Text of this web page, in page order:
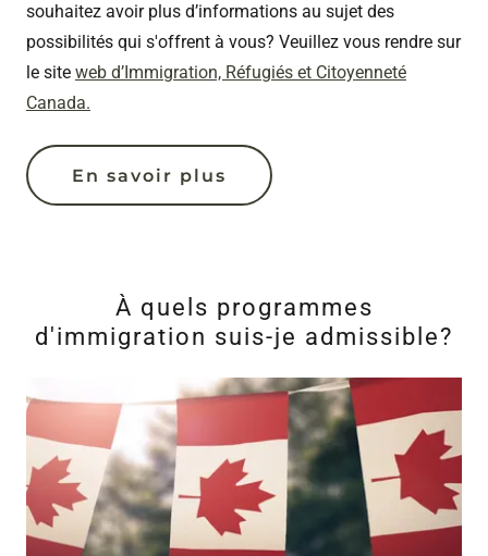
souhaitez avoir plus d’informations au sujet des
possibilités qui s'offrent à vous? Veuillez vous rendre sur
le site web d’Immigration, Réfugiés et Citoyenneté
Canada.
En savoir plus
À quels programmes
d'immigration suis-je admissible?